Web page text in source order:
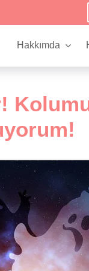
Hakkımda